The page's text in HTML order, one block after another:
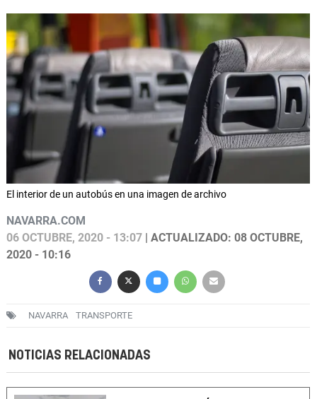
El interior de un autobús en una imagen de archivo
NAVARRA.COM
06 OCTUBRE, 2020 - 13:07 | ACTUALIZADO: 08 OCTUBRE,
2020 - 10:16
NAVARRA TRANSPORTE
NOTICIAS RELACIONADAS